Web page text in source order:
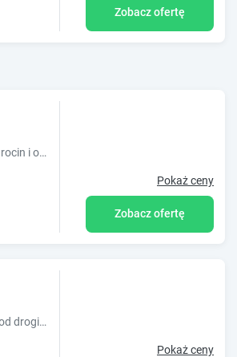
Zobacz ofertę
Obiekt NoclegiJarocin Bed & Breakfast położony jest w miejscowości Jarocin i oferuje różne opcje zakwaterowania, w których zapewniono telewizor z płaskim ekranem.
Pokaż ceny
Zobacz ofertę
Hotel Almarco usytuowany jest w Środzie Wielkopolskiej, zaledwie 1 km od drogi S11, która prowadzi do Poznania. Oferuje on nowoczesne pokoje z bezpłatnym WiFi oraz bezpłatny prywatny parking.
Pokaż ceny